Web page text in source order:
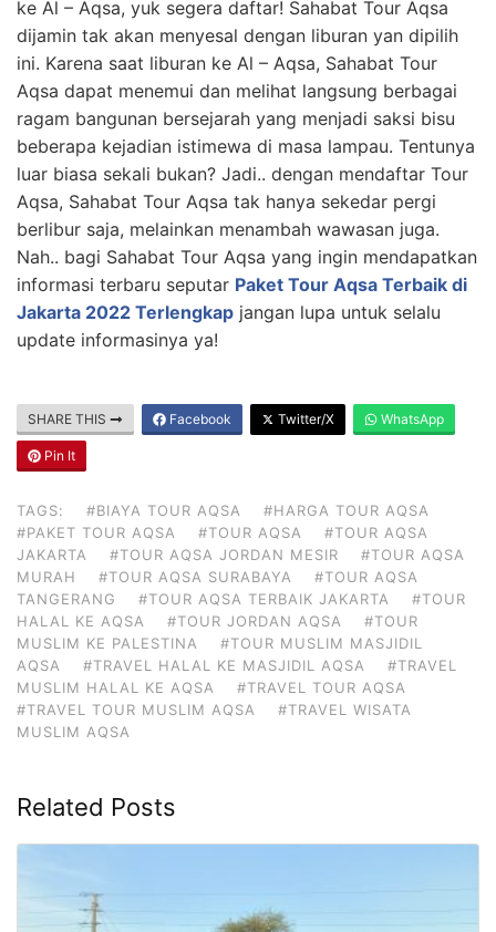
ke Al – Aqsa, yuk segera daftar! Sahabat Tour Aqsa
dijamin tak akan menyesal dengan liburan yan dipilih
ini. Karena saat liburan ke Al – Aqsa, Sahabat Tour
Aqsa dapat menemui dan melihat langsung berbagai
ragam bangunan bersejarah yang menjadi saksi bisu
beberapa kejadian istimewa di masa lampau. Tentunya
luar biasa sekali bukan? Jadi.. dengan mendaftar Tour
Aqsa, Sahabat Tour Aqsa tak hanya sekedar pergi
berlibur saja, melainkan menambah wawasan juga.
Nah.. bagi Sahabat Tour Aqsa yang ingin mendapatkan
informasi terbaru seputar Paket Tour Aqsa Terbaik di
Jakarta 2022 Terlengkap jangan lupa untuk selalu
update informasinya ya!
SHARE THIS Facebook Twitter/X WhatsApp
Pin It
TAGS: #BIAYA TOUR AQSA
#HARGA TOUR AQSA
#PAKET TOUR AQSA
#TOUR AQSA
#TOUR AQSA
JAKARTA
#TOUR AQSA JORDAN MESIR
#TOUR AQSA
MURAH
#TOUR AQSA SURABAYA
#TOUR AQSA
TANGERANG
#TOUR AQSA TERBAIK JAKARTA
#TOUR
HALAL KE AQSA
#TOUR JORDAN AQSA
#TOUR
MUSLIM KE PALESTINA
#TOUR MUSLIM MASJIDIL
AQSA
#TRAVEL HALAL KE MASJIDIL AQSA
#TRAVEL
MUSLIM HALAL KE AQSA
#TRAVEL TOUR AQSA
#TRAVEL TOUR MUSLIM AQSA
#TRAVEL WISATA
MUSLIM AQSA
Related Posts